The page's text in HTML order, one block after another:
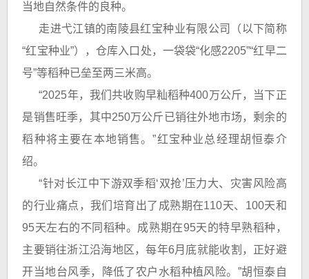
当地自然条件的良种。
走进弋江镇的南陵县红宝种业有限公司（以下简称
“红宝种业”），仓库入口处，一袋袋“化感2205”“红早二
号”等稻种已垒至两三米高。
“2025年，我们共收购早籼稻种400万公斤，当下正
是销售旺季，其中250万公斤已销往外地市场，剩余的
稻种将主要在本地销售。”红宝种业总经理胡恒泰介
绍。
“针对长江中下游双季稻‘双抢’压力大、灾害风险高
的行业痛点，我们培育出了成熟期在110天、100天和
95天左右的不同稻种。成熟期在95天的特早熟稻种，
主要销往浙江沿海地区，每年6月底就能收割，正好避
开当地台风季，降低了农户水稻种植风险。”胡恒泰自